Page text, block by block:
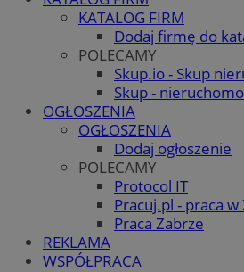
KATALOG FIRM
Dodaj firmę do
POLECAMY
Skup.io - Skup
Skup -
OGŁOSZENIA
OGŁOSZENIA
Dodaj ogłoszenie
POLECAMY
Protocol IT
Pracuj.pl - praca w
Praca Zabrze
REKLAMA
WSPÓŁPRACA